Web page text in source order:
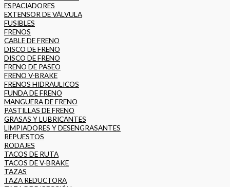
ESPACIADORES
EXTENSOR DE VÁLVULA
FUSIBLES
FRENOS
CABLE DE FRENO
DISCO DE FRENO
DISCO DE FRENO
FRENO DE PASEO
FRENO V-BRAKE
FRENOS HIDRAULICOS
FUNDA DE FRENO
MANGUERA DE FRENO
PASTILLAS DE FRENO
GRASAS Y LUBRICANTES
LIMPIADORES Y DESENGRASANTES
REPUESTOS
RODAJES
TACOS DE RUTA
TACOS DE V-BRAKE
TAZAS
TAZA REDUCTORA